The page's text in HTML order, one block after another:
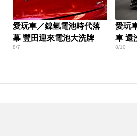
愛玩車／鎳氫電池時代落
幕 豐田迎來電池大洗牌
8/7
愛玩
車 還
8/10